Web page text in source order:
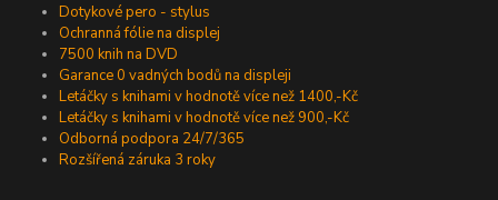
Dotykové pero - stylus
Ochranná fólie na displej
7500 knih na DVD
Garance 0 vadných bodů na displeji
Letáčky s knihami v hodnotě více než 1400,-Kč
Letáčky s knihami v hodnotě více než 900,-Kč
Odborná podpora 24/7/365
Rozšířená záruka 3 roky